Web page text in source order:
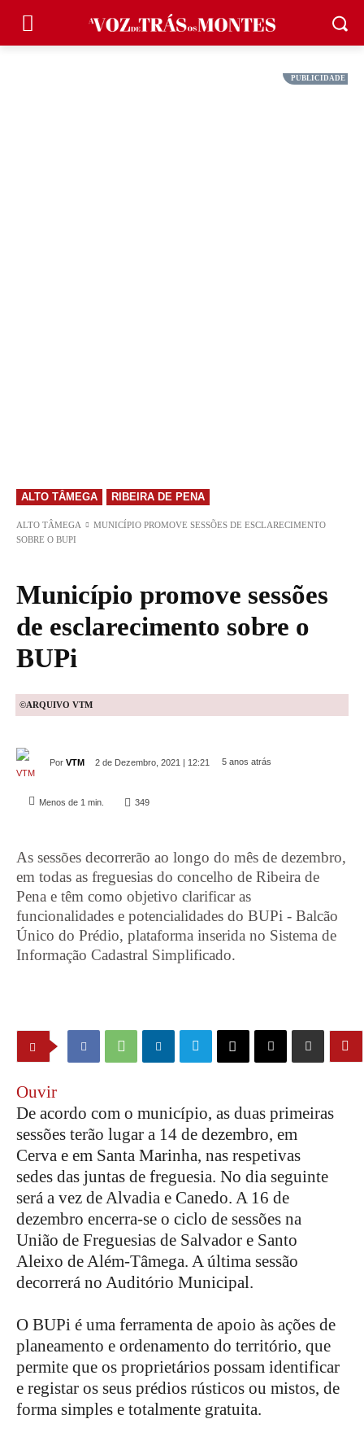
ALTO TÂMEGA RIBEIRA DE PENA
ALTO TÂMEGA
MUNICÍPIO PROMOVE SESSÕES DE ESCLARECIMENTO
SOBRE O BUPI
Município promove sessões
de esclarecimento sobre o
BUPi
©ARQUIVO VTM
Por VTM 2 de Dezembro, 2021 | 12:21 5 anos atrás
Menos de 1 min. 349
As sessões decorrerão ao longo do mês de dezembro,
em todas as freguesias do concelho de Ribeira de
Pena e têm como objetivo clarificar as
funcionalidades e potencialidades do BUPi - Balcão
Único do Prédio, plataforma inserida no Sistema de
Informação Cadastral Simplificado.
Ouvir
De acordo com o município, as duas primeiras
sessões terão lugar a 14 de dezembro, em
Cerva e em Santa Marinha, nas respetivas
sedes das juntas de freguesia. No dia seguinte
será a vez de Alvadia e Canedo. A 16 de
dezembro encerra-se o ciclo de sessões na
União de Freguesias de Salvador e Santo
Aleixo de Além-Tâmega. A última sessão
decorrerá no Auditório Municipal.
O BUPi é uma ferramenta de apoio às ações de
planeamento e ordenamento do território, que
permite que os proprietários possam identificar
e registar os seus prédios rústicos ou mistos, de
forma simples e totalmente gratuita.